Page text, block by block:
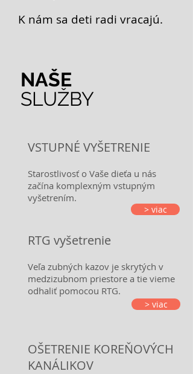
K nám sa deti radi vracajú.
NAŠE
SLUŽBY
VSTUPNÉ VYŠETRENIE
Starostlivosť o Vaše dieťa u nás
začína komplexným vstupným
vyšetrením.
> viac
RTG vyšetrenie
Veľa zubných kazov je skrytých v
medzizubnom priestore a tie vieme
odhaliť pomocou RTG.
> viac
OŠETRENIE KOREŇOVÝCH
KANÁLIKOV